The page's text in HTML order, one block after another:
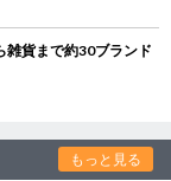
貨まで約30ブランド
もっと見る